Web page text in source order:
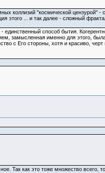
коллизий "космической цензурой" -
этого ... и так далее - сложный
единственный способ бытия.
замысленная именно для этого,
с Его стороны, хотя и красиво, черт
Так как это тоже множество всего,